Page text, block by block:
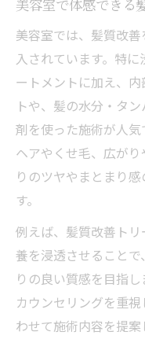
美容室で体感できる
美容室では、髪質改
入されています。特
ートメントに加え、
トや、髪の水分・タ
剤を使った施術が人
ヘアやくせ毛、広が
りのツヤやまとまり
す。
例えば、髪質改善ト
養を浸透させること
りの良い質感を目指し
カウンセリングを重
わせて施術内容を提